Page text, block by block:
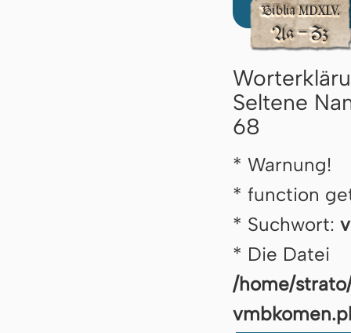
Seltene
68
* Warnung!
* function
* Suchwort:
* Die Datei
/home/